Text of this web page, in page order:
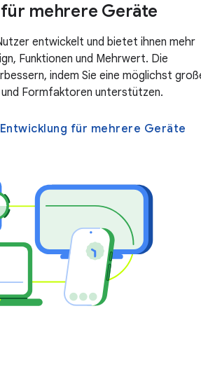
mehrere Geräte
entwickelt und bietet ihnen mehr
Funktionen und Mehrwert. Die
indem Sie eine möglichst
Formfaktoren unterstützen.
für mehrere Geräte